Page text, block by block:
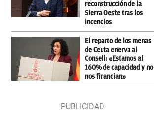
reconstrucción de la
Sierra Oeste tras los
incendios
El reparto de los menas
de Ceuta enerva al
Consell: «Estamos al
160% de capacidad y no
nos financian»